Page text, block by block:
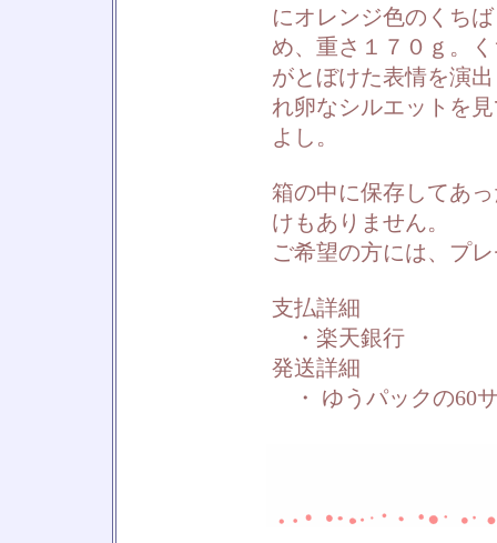
にオレンジ色のくち
め、重さ１７０ｇ。
がとぼけた表情を演
れ卵なシルエットを
よし。
箱の中に保存してあ
けもありません。
ご希望の方には、プ
支払詳細
・楽天銀行
発送詳細
・ ゆうパックの60